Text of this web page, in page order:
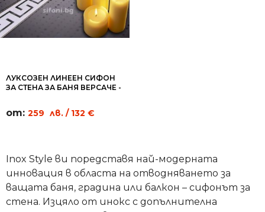
Inox Style ви поредставя най-модерната
инновация в областа на отводняването за
ващата баня, градина или балкон – сифонът за
стена. Изцяло от инокс с допълнителна
ЛУКСОЗЕН ЛИНЕЕН СИФОН
ЗА СТЕНА ЗА БАНЯ ВЕРСАЧЕ -
от: 259 лв. / 132 €